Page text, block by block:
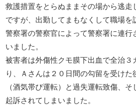
救護措置をとらぬままその場から逃
ですが、出勤してまもなくして職場を
警察署の警察官によって警察署に連行
いました。
被害者は外傷性クモ膜下出血で全治３
り、Ａさんは２０日間の勾留を受けた
（酒気帯び運転）と過失運転致傷、
起訴されてしまいました。